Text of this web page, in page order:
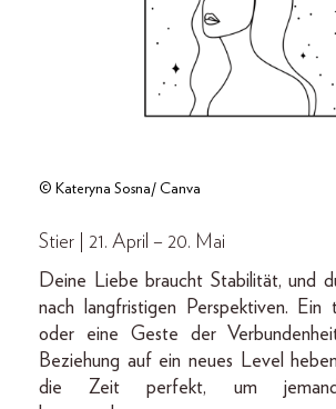
© Kateryna Sosna/ Canva
Stier | 21. April – 20. Mai
Deine Liebe braucht Stabilität, und
nach langfristigen Perspektiven. Ein
oder eine Geste der
Beziehung auf ein neues Level
die Zeit perfekt, um jemand